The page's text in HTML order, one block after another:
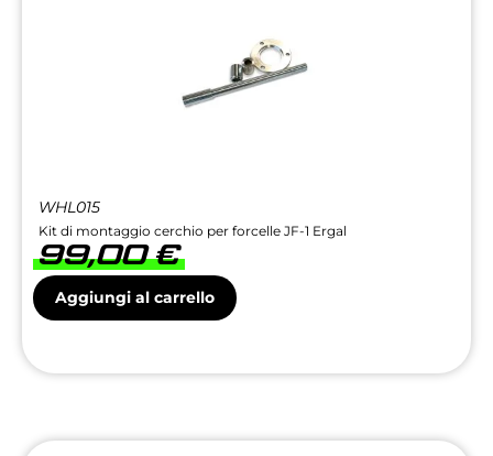
WHL015
Kit di montaggio cerchio per forcelle JF-1 Ergal
99,00€
Aggiungi al carrello